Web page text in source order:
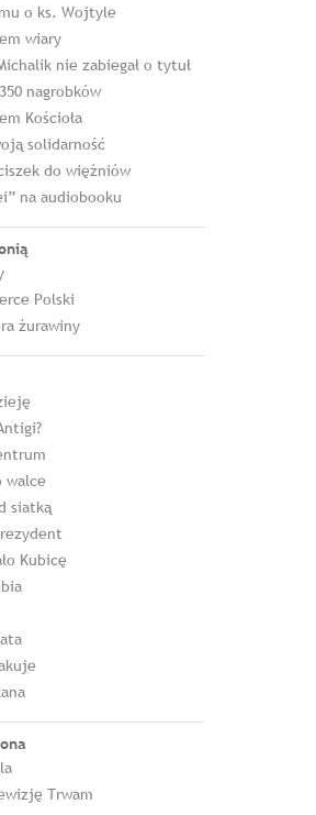
o ks. Wojtyle
wiary
nie zabiegał o tytuł
nagrobków
Kościoła
solidarność
do więźniów
na audiobooku
Polski
żurawiny
walce
siatką
Kubicę
Trwam